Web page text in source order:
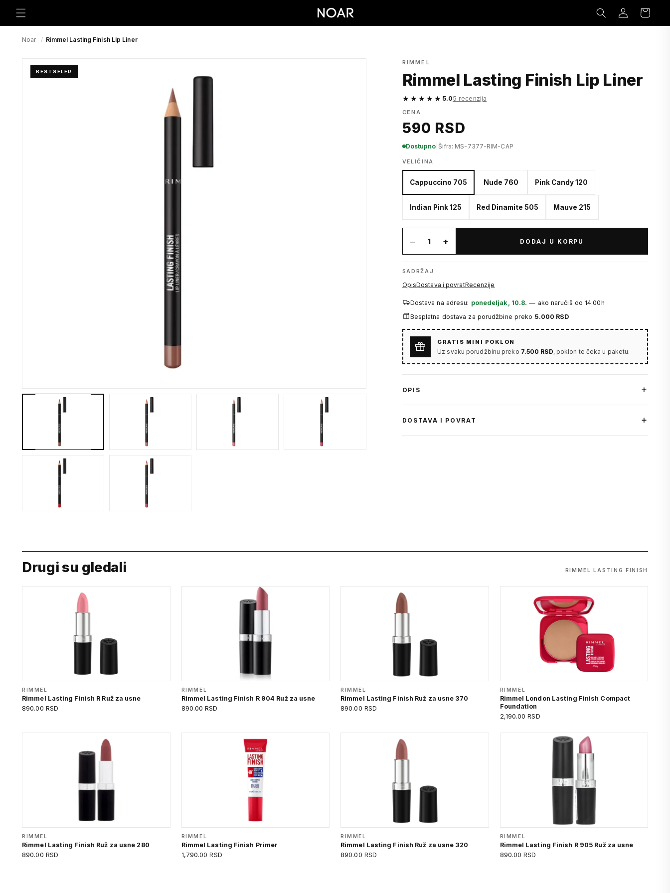
na
sadržaj
Prijavi
se
Korpa
Noar / Rimmel Lasting Finish Lip Liner
BESTSELER
RIMMEL
Rimmel Lasting Finish Lip Liner
★★★★★ 5.05 recenzija
CENA
590 RSD
Dostupno Šifra: MS-7377-RIM-CAP
VELIČINA
Cappuccino 705 Nude 760 Pink Candy 120
Indian Pink 125 Red Dinamite 505 Mauve 215
− 1 + DODAJ U KORPU
SADRŽAJ
OpisDostava i povratRecenzije
Dostava na adresu: ponedeljak, 10.8. — ako naručiš do 14:00h
Besplatna dostava za porudžbine preko 5.000 RSD
GRATIS MINI POKLON
Uz svaku porudžbinu preko 7.500 RSD, poklon te čeka u paketu.
OPIS
DOSTAVA I POVRAT
Drugi su gledali RIMMEL LASTING FINISH
RIMMEL
Rimmel Lasting Finish R Ruž za usne
890.00 RSD
RIMMEL
Rimmel Lasting Finish R 904 Ruž za usne
890.00 RSD
RIMMEL
Rimmel Lasting Finish Ruž za usne 370
890.00 RSD
RIMMEL
Rimmel London Lasting Finish Compact
Foundation
2,190.00 RSD
RIMMEL
Rimmel Lasting Finish Ruž za usne 280
890.00 RSD
RIMMEL
Rimmel Lasting Finish Primer
1,790.00 RSD
RIMMEL
Rimmel Lasting Finish Ruž za usne 320
890.00 RSD
RIMMEL
Rimmel Lasting Finish R 905 Ruž za usne
890.00 RSD